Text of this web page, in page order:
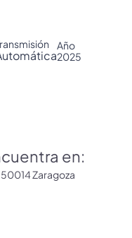
Año
2025
en:
Zaragoza